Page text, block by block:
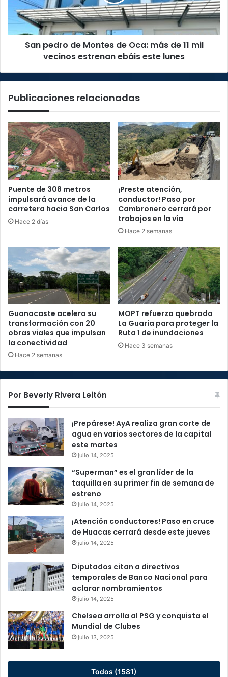
más
11
lunes
San pedro de Montes de Oca: más de 11 mil
vecinos estrenan ebáis este lunes
Publicaciones relacionadas
Puente de 308 metros
impulsará avance de la
carretera hacia San Carlos
Hace 2 días
¡Preste atención,
conductor! Paso por
Cambronero cerrará por
trabajos en la vía
Hace 2 semanas
Guanacaste acelera su
transformación con 20
obras viales que impulsan
la conectividad
Hace 2 semanas
MOPT refuerza quebrada
La Guaria para proteger la
Ruta 1 de inundaciones
Hace 3 semanas
Por Beverly Rivera Leitón
¡Prepárese! AyA realiza gran corte de
agua en varios sectores de la capital
este martes
julio 14, 2025
“Superman” es el gran líder de la
taquilla en su primer fin de semana de
estreno
julio 14, 2025
¡Atención conductores! Paso en cruce
de Huacas cerrará desde este jueves
julio 14, 2025
Diputados citan a directivos
temporales de Banco Nacional para
aclarar nombramientos
julio 14, 2025
Chelsea arrolla al PSG y conquista el
Mundial de Clubes
julio 13, 2025
Todos (1581)